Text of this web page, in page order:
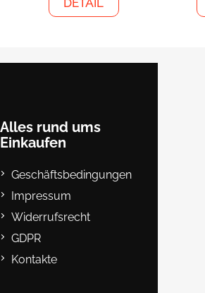
e
i
l
Alles rund ums
Einkaufen
Geschäftsbedingungen
Impressum
Widerrufsrecht
GDPR
Kontakte